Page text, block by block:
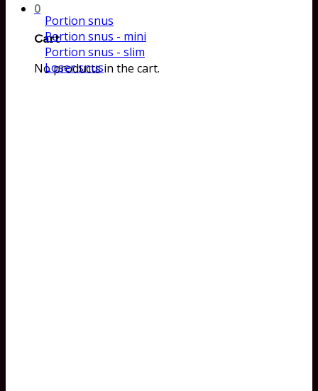
0
Cart
No products in the cart.
Portion snus
Portion snus - mini
Portion snus - slim
Loser snus